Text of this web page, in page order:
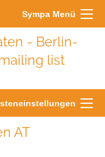
Sympa Menü
- Berlin-
list
AT